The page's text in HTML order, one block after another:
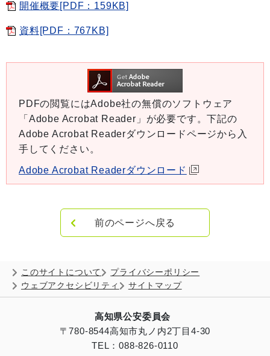
開催概要[PDF：159KB]
資料[PDF：767KB]
PDFの閲覧にはAdobe社の無償のソフトウェア
「Adobe Acrobat Reader」が必要です。下記の
Adobe Acrobat Readerダウンロードページから入
手してください。
Adobe Acrobat Readerダウンロード
前のページへ戻る
このサイトについて
プライバシーポリシー
ウェブアクセシビリティ
サイトマップ
高知県公安委員会
〒780-8544高知市丸ノ内2丁目4-30
TEL：088-826-0110